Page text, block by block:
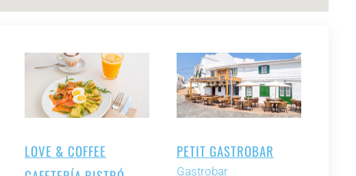
LOVE & COFFEE
PETIT GASTROBAR
Gastrobar